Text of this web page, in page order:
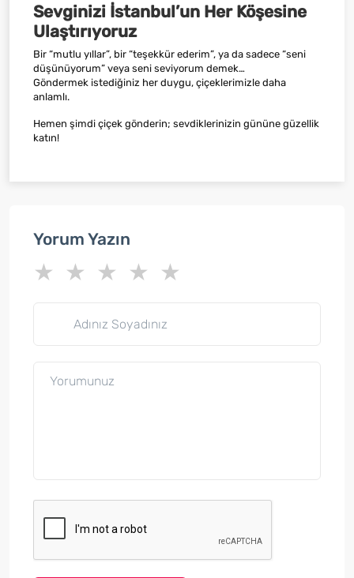
Sevginizi İstanbul’un Her Köşesine
Ulaştırıyoruz
Bir “mutlu yıllar”, bir “teşekkür ederim”, ya da sadece “seni
düşünüyorum” veya seni seviyorum demek…
Göndermek istediğiniz her duygu, çiçeklerimizle daha
anlamlı.
Hemen şimdi çiçek gönderin; sevdiklerinizin gününe güzellik
katın!
Yorum Yazın